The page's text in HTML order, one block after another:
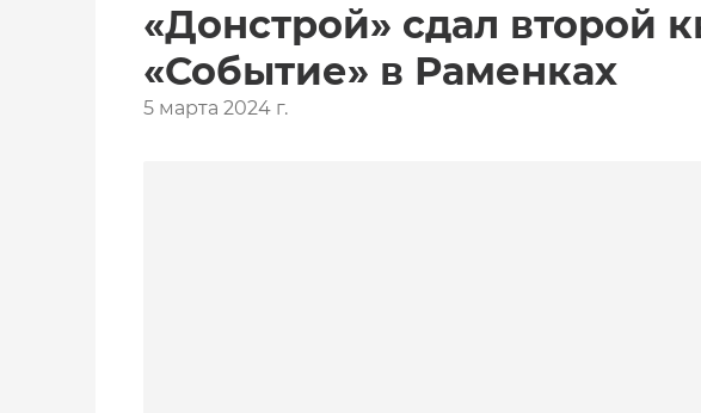
«Донстрой» сдал второй
«Событие» в Раменках
5 марта 2024 г.